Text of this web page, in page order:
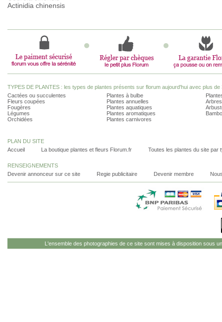
Actinidia chinensis
TYPES DE PLANTES : les types de plantes présents sur florum aujourd'hui avec plus de
Cactées ou succulentes
Fleurs coupées
Fougères
Légumes
Orchidées
Plantes à bulbe
Plantes annuelles
Plantes aquatiques
Plantes aromatiques
Plantes carnivores
PLAN DU SITE
Accueil
La boutique plantes et fleurs Florum.fr Toutes les plantes du site par
RENSEIGNEMENTS
Devenir annonceur sur ce site
Regie publicitaire Devenir membre
L'ensemble des photographies de ce site sont mises à disposition sous